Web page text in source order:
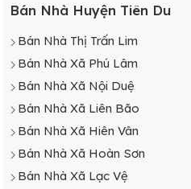
Bán Nhà Huyện Tiên Du
Bán Nhà Thị Trấn Lim
Bán Nhà Xã Phú Lâm
Bán Nhà Xã Nội Duệ
Bán Nhà Xã Liên Bão
Bán Nhà Xã Hiên Vân
Bán Nhà Xã Hoàn Sơn
Bán Nhà Xã Lạc Vệ